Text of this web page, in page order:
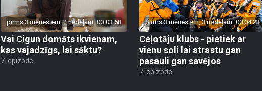
pirms 3 mēnešiem, 2 nedēļām 00:03:58
Vai Cigun domāts ikvienam,
kas vajadzīgs, lai sāktu?
7. epizode
pirms 3 mēnešiem, 3 nedēļām 00:04:23
Ceļotāju klubs - pietiek ar
vienu soli lai atrastu gan
pasauli gan savējos
7. epizode